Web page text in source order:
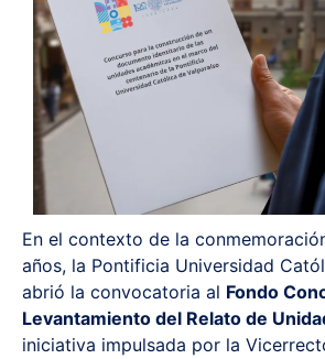
En el contexto de la
años, la Pontificia Universidad
abrió la convocatoria al Fondo
Levantamiento del Relato de
iniciativa impulsada por la